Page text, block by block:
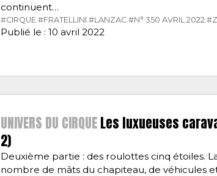
continuent…
#CIRQUE. #FRATELLINI. #LANZAC. #N° 350 AVRIL 2022.
Publié le : 10 avril 2022
UNIVERS DU CIRQUELes luxueuses
2)
Deuxième partie : des roulottes cinq étoiles.
nombre de mâts du chapiteau, de véhicules